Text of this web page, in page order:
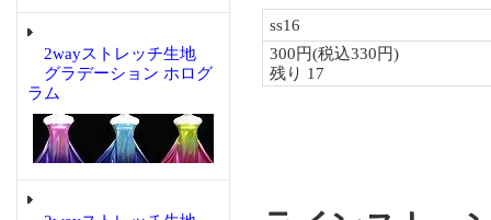
2wayストレッチ生地
グラデーション ホログ
ラム